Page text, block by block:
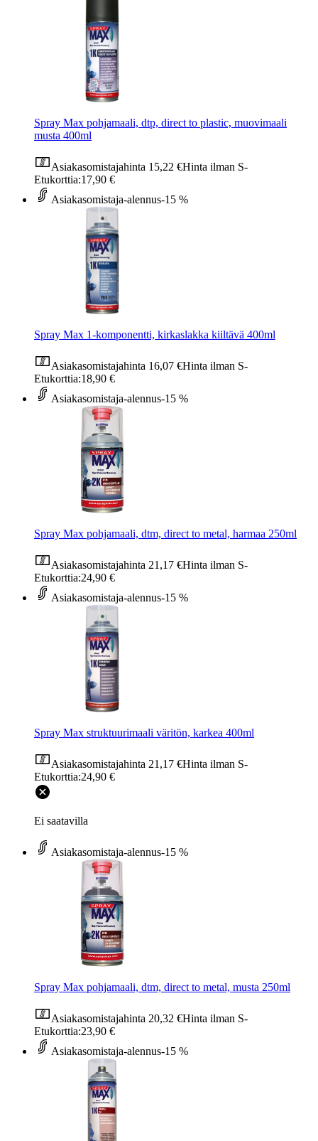
Spray Max pohjamaali, dtp, direct to plastic, muovimaali
musta 400ml
Asiakasomistajahinta 15,22 €Hinta ilman S-
Etukorttia:17,90 €
Asiakasomistaja-alennus-15 %
Spray Max 1-komponentti, kirkaslakka kiiltävä 400ml
Asiakasomistajahinta 16,07 €Hinta ilman S-
Etukorttia:18,90 €
Asiakasomistaja-alennus-15 %
Spray Max pohjamaali, dtm, direct to metal, harmaa 250ml
Asiakasomistajahinta 21,17 €Hinta ilman S-
Etukorttia:24,90 €
Asiakasomistaja-alennus-15 %
Spray Max struktuurimaali väritön, karkea 400ml
Asiakasomistajahinta 21,17 €Hinta ilman S-
Etukorttia:24,90 €
Ei saatavilla
Asiakasomistaja-alennus-15 %
Spray Max pohjamaali, dtm, direct to metal, musta 250ml
Asiakasomistajahinta 20,32 €Hinta ilman S-
Etukorttia:23,90 €
Asiakasomistaja-alennus-15 %